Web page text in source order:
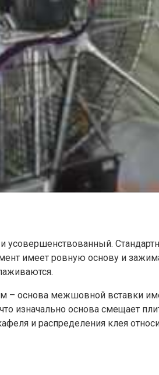
имеет ровную основу и
– основа межшовной вставки
изначально основа смещает
и распределения клея